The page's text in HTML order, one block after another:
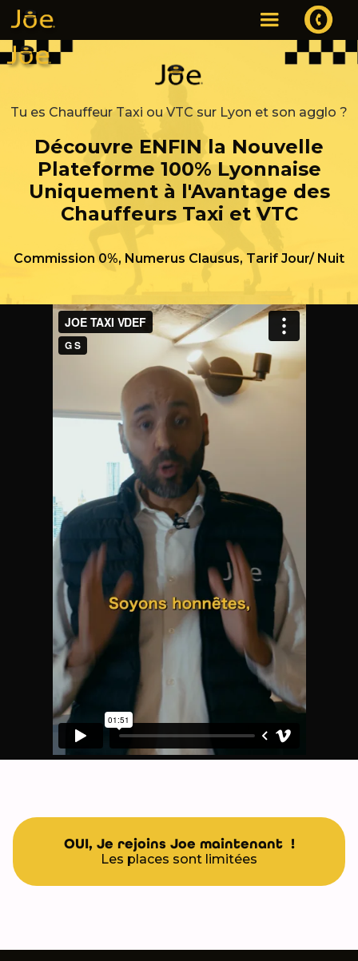
Tu es Chauffeur Taxi ou VTC sur Lyon et son agglo ?
Découvre ENFIN la Nouvelle
Plateforme 100% Lyonnaise
Uniquement à l'Avantage des
Chauffeurs Taxi et VTC
Commission 0%, Numerus Clausus, Tarif Jour/ Nuit
OUI, Je rejoins Joe maintenant !
Les places sont limitées